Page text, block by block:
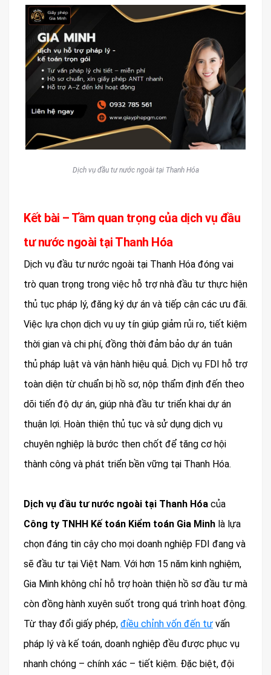
Dịch vụ đầu tư nước ngoài tại Thanh Hóa
Kết bài – Tầm quan trọng của dịch vụ đầu
tư nước ngoài tại Thanh Hóa
Dịch vụ đầu tư nước ngoài tại Thanh Hóa đóng vai
trò quan trọng trong việc hỗ trợ nhà đầu tư thực hiện
thủ tục pháp lý, đăng ký dự án và tiếp cận các ưu đãi.
Việc lựa chọn dịch vụ uy tín giúp giảm rủi ro, tiết kiệm
thời gian và chi phí, đồng thời đảm bảo dự án tuân
thủ pháp luật và vận hành hiệu quả. Dịch vụ FDI hỗ trợ
toàn diện từ chuẩn bị hồ sơ, nộp thẩm định đến theo
dõi tiến độ dự án, giúp nhà đầu tư triển khai dự án
thuận lợi. Hoàn thiện thủ tục và sử dụng dịch vụ
chuyên nghiệp là bước then chốt để tăng cơ hội
thành công và phát triển bền vững tại Thanh Hóa.
Dịch vụ đầu tư nước ngoài tại Thanh Hóa của
Công ty TNHH Kế toán Kiểm toán Gia Minh là lựa
chọn đáng tin cậy cho mọi doanh nghiệp FDI đang và
sẽ đầu tư tại Việt Nam. Với hơn 15 năm kinh nghiệm,
Gia Minh không chỉ hỗ trợ hoàn thiện hồ sơ đầu tư mà
còn đồng hành xuyên suốt trong quá trình hoạt động.
Từ thay đổi giấy phép, điều chỉnh vốn đến tư vấn
pháp lý và kế toán, doanh nghiệp đều được phục vụ
nhanh chóng – chính xác – tiết kiệm. Đặc biệt, đội